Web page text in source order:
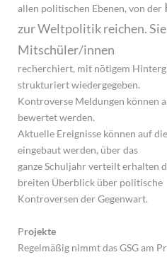
allen politischen Ebenen, von der
zur Weltpolitik reichen.
Mitschüler/innen
recherchiert, mit nötigem
strukturiert wiedergegeben.
Kontroverse Meldungen können
bewertet werden.
Aktuelle Ereignisse können auf
eingebaut werden, über das
ganze Schuljahr verteilt erhalten
breiten Überblick über politische
Kontroversen der Gegenwart.
Projekte
Regelmäßig nimmt das GSG am